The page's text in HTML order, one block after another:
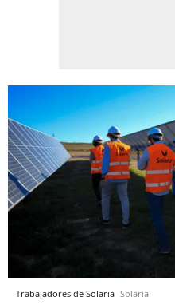
Trabajadores de Solaria Solaria